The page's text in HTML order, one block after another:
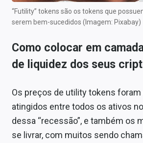
“Futility” tokens são os tokens que
serem bem-sucedidos (Imagem: Pixabay)
Como colocar em
de liquidez dos seus
Os preços de utility tokens foram
atingidos entre todos os ativos
dessa “recessão”, e também os
se livrar, com muitos sendo